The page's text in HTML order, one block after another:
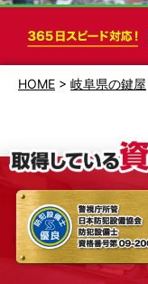
HOME > 岐阜県の鍵屋